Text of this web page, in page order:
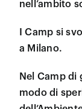
nell’ambito
I Camp si
a Milano.
Nel Camp
modo di